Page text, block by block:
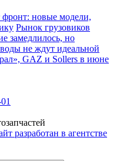
фронт: новые модели,
Рынок грузовиков
замедлилось, но
не ждут идеальной
GAZ и Sollers в июне
разработан в агентстве